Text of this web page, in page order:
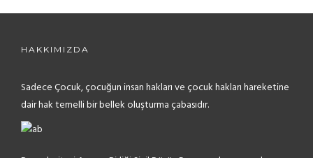
HAKKIMIZDA
Sadece Çocuk, çocuğun insan hakları ve çocuk hakları hareketine
dair hak temelli bir bellek oluşturma çabasıdır.